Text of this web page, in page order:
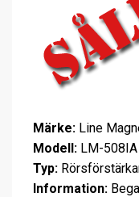
Märke: Line
Modell: LM-508IA
Typ:
Information: